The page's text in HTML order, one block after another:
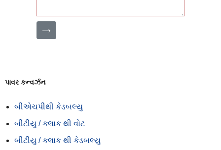
⟶
પાવર કન્વર્ઝન
બીએચપીથી કેડબલ્યુ
બીટીયુ / કલાક થી વોટ
બીટીયુ / કલાક થી કેડબલ્યુ